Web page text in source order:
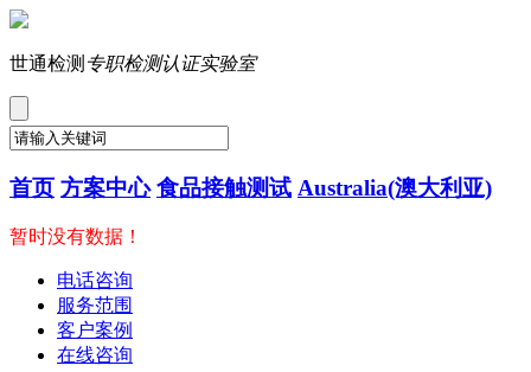
世通检测 专职检测认证实验室
首页 方案中心 食品接触测试 Australia(澳大利亚)
暂时没有数据！
电话咨询
服务范围
客户案例
在线咨询